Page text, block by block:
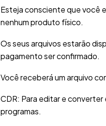
Esteja consciente que você
nenhum produto físico.
Os seus arquivos estarão
pagamento ser confirmado.
Você receberá um arquivo
CDR: Para editar e
programas.